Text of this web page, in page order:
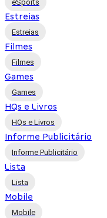
eSports
Estreias
Estreias
Filmes
Filmes
Games
Games
HQs e Livros
HQs e Livros
Informe Publicitário
Informe Publicitário
Lista
Lista
Mobile
Mobile